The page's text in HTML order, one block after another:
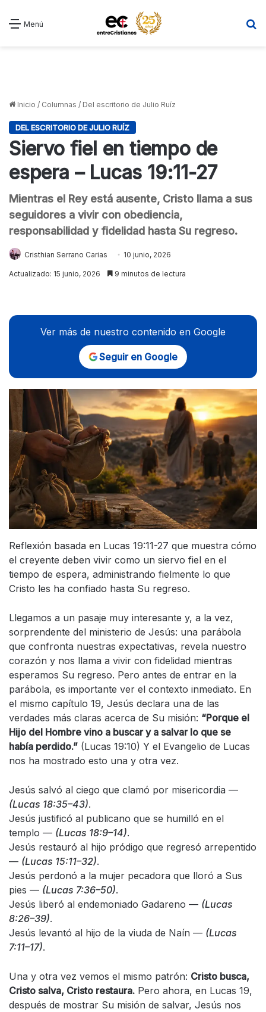
Menú
Inicio / Columnas / Del escritorio de Julio Ruíz
DEL ESCRITORIO DE JULIO RUÍZ
Siervo fiel en tiempo de
espera – Lucas 19:11-27
Mientras el Rey está ausente, Cristo llama a sus
seguidores a vivir con obediencia,
responsabilidad y fidelidad hasta Su regreso.
Cristhian Serrano Carias 10 junio, 2026
Actualizado: 15 junio, 2026 9 minutos de lectura
Ver más de nuestro contenido en Google
Seguir en Google
Reflexión basada en Lucas 19:11-27 que muestra cómo
el creyente deben vivir como un siervo fiel en el
tiempo de espera, administrando fielmente lo que
Cristo les ha confiado hasta Su regreso.
Llegamos a un pasaje muy interesante y, a la vez,
sorprendente del ministerio de Jesús: una parábola
que confronta nuestras expectativas, revela nuestro
corazón y nos llama a vivir con fidelidad mientras
esperamos Su regreso. Pero antes de entrar en la
parábola, es importante ver el contexto inmediato. En
el mismo capítulo 19, Jesús declara una de las
verdades más claras acerca de Su misión: “Porque el
Hijo del Hombre vino a buscar y a salvar lo que se
había perdido.” (Lucas 19:10) Y el Evangelio de Lucas
nos ha mostrado esto una y otra vez.
Jesús salvó al ciego que clamó por misericordia —
(Lucas 18:35–43).
Jesús justificó al publicano que se humilló en el
templo — (Lucas 18:9–14).
Jesús restauró al hijo pródigo que regresó arrepentido
— (Lucas 15:11–32).
Jesús perdonó a la mujer pecadora que lloró a Sus
pies — (Lucas 7:36–50).
Jesús liberó al endemoniado Gadareno — (Lucas
8:26–39).
Jesús levantó al hijo de la viuda de Naín — (Lucas
7:11–17).
Una y otra vez vemos el mismo patrón: Cristo busca,
Cristo salva, Cristo restaura. Pero ahora, en Lucas 19,
después de mostrar Su misión de salvar, Jesús nos